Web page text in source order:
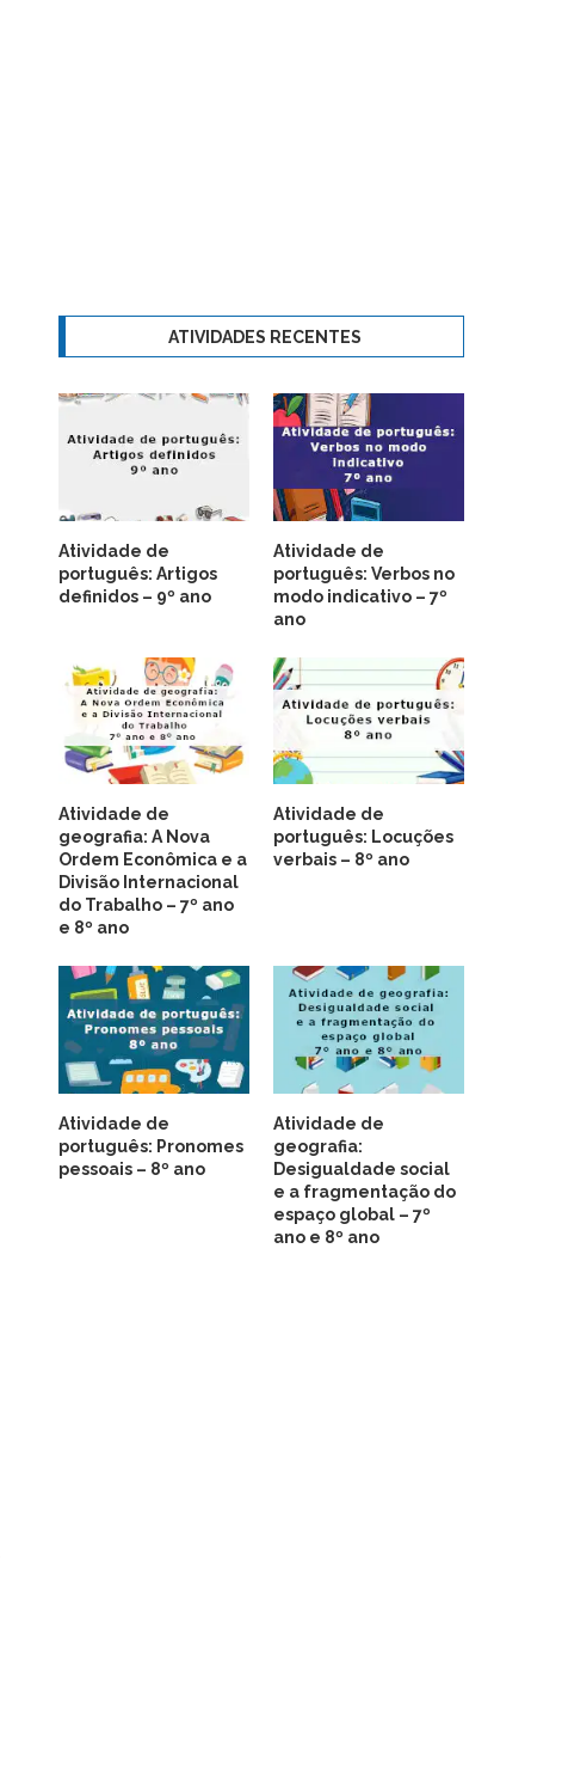
ATIVIDADES RECENTES
Atividade de
português: Artigos
definidos – 9º ano
Atividade de
português: Verbos no
modo indicativo – 7º
ano
Atividade de
geografia: A Nova
Ordem Econômica e a
Divisão Internacional
do Trabalho – 7º ano
e 8º ano
Atividade de
português: Locuções
verbais – 8º ano
Atividade de
português: Pronomes
pessoais – 8º ano
Atividade de
geografia:
Desigualdade social
e a fragmentação do
espaço global – 7º
ano e 8º ano